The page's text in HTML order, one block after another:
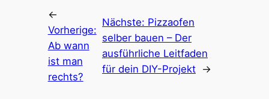
←
Vorherige:
Ab wann
ist man
rechts?
Nächste: Pizzaofen
selber bauen – Der
ausführliche Leitfaden
für dein DIY-Projekt →